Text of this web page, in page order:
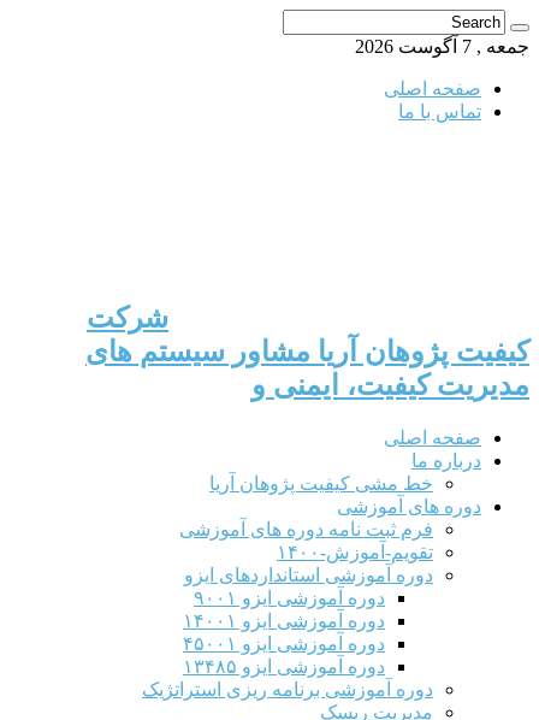
جمعه , 7 آگوست 2026
صفحه اصلی
تماس با ما
شرکت
کیفیت پژوهان آریا مشاور سیستم های
مدیریت کیفیت، ایمنی و
صفحه اصلی
درباره ما
خط مشی کیفیت پژوهان آریا
دوره های آموزشی
فرم ثبت نامه دوره های آموزشی
تقویم-آموزش-۱۴۰۰
دوره آموزشی استانداردهای ایزو
دوره آموزشی ایزو ۹۰۰۱
دوره آموزشی ایزو ۱۴۰۰۱
دوره آموزشی ایزو ۴۵۰۰۱
دوره آموزشی ایزو ۱۳۴۸۵
دوره آموزشی برنامه ریزی استراتژیک
مدیریت ریسک